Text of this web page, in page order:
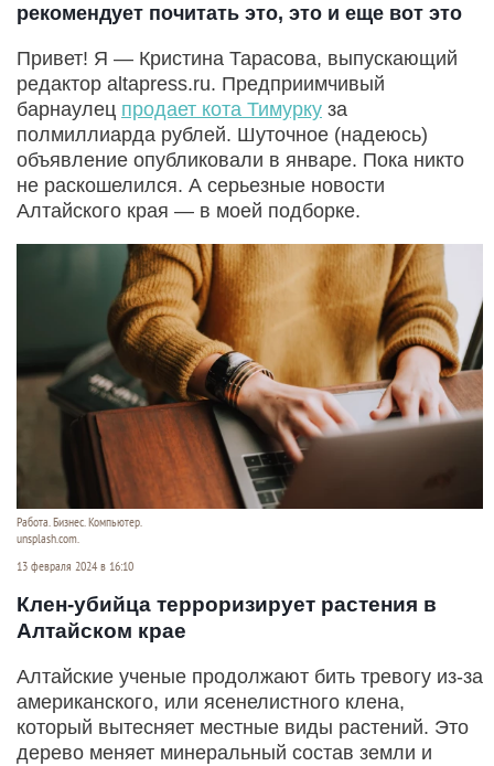
рекомендует почитать это, это и еще вот это
Привет! Я — Кристина Тарасова, выпускающий
редактор altapress.ru. Предприимчивый
барнаулец продает кота Тимурку за
полмиллиарда рублей. Шуточное (надеюсь)
объявление опубликовали в январе. Пока никто
не раскошелился. А серьезные новости
Алтайского края — в моей подборке.
Работа. Бизнес. Компьютер.
unsplash.com.
13 февраля 2024 в 16:10
Клен-убийца терроризирует растения в
Алтайском крае
Алтайские ученые продолжают бить тревогу из-за
американского, или ясенелистного клена,
который вытесняет местные виды растений. Это
дерево меняет минеральный состав земли и